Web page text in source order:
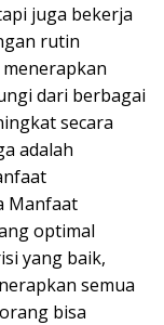
juga bekerja
rutin
dari berbagai
secara
adalah
Manfaat
optimal
yang baik,
semua
bisa